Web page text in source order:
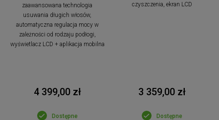
zaawansowana technologia
usuwania długich włosów,
automatyczna regulacja mocy w
zależności od rodzaju podłogi,
wyświetlacz LCD + aplikacja mobilna
4 399,00 zł
Dostępne
czyszczenia, ekran LCD
3 359,00 zł
Dostępne